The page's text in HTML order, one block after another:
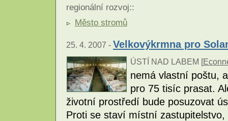
regionální rozvoj::
Město stromů
25. 4. 2007 - Velkovýkrmna pro
ÚSTÍ NAD LABEM [
nemá vlastní poštu,
pro 75 tisíc prasat.
životní prostředí bude posuzovat
Proti se staví místní